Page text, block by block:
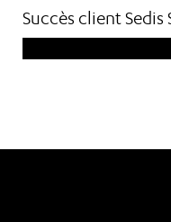
Succès client